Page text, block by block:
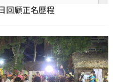
回顧正名歷程